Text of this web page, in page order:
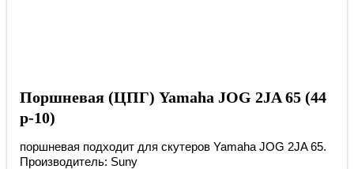
Поршневая (ЦПГ) Yamaha JOG 2JA 65 (44
p-10)
поршневая подходит для скутеров Yamaha JOG 2JA 65.
Производитель: Suny